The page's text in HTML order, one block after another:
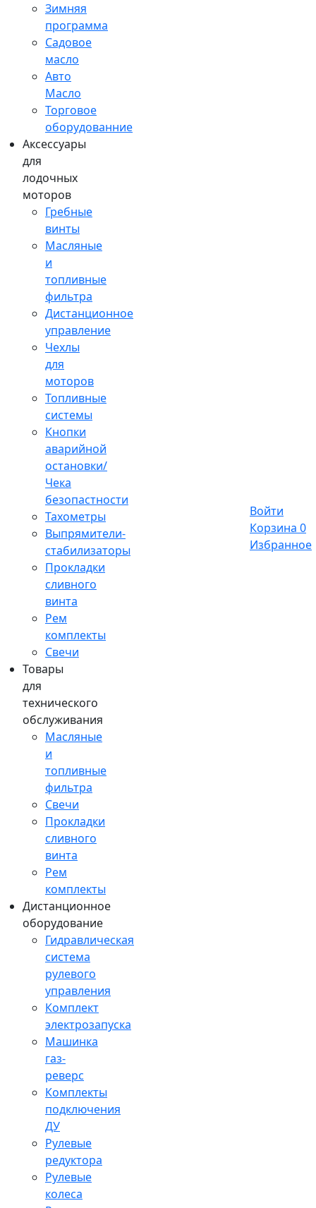
Зимняя
программа
Садовое
масло
Авто
Масло
Торговое
оборудованние
Аксессуары
для
лодочных
моторов
Гребные
винты
Масляные
и
топливные
фильтра
Дистанционное
управление
Чехлы
для
моторов
Топливные
системы
Кнопки
аварийной
остановки/
Чека
безопастности
Тахометры
Выпрямители-
стабилизаторы
Прокладки
сливного
винта
Рем
комплекты
Свечи
Товары
для
технического
обслуживания
Масляные
и
топливные
фильтра
Свечи
Прокладки
сливного
винта
Рем
комплекты
Дистанционное
оборудование
Гидравлическая
система
рулевого
управления
Комплект
электрозапуска
Машинка
газ-
реверс
Комплекты
подключения
ДУ
Рулевые
редуктора
Рулевые
колеса
Войти
Корзина 0
Избранное